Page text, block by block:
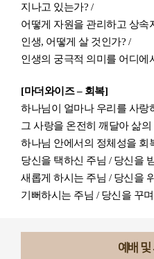
지나고 있는가? /
어떻게 자원을 관리하고 상속
인생, 어떻게 살 것인가? /
인생의 궁극적 의미를 어디에
[마더와이즈 – 회복]
하나님이 얼마나 우리를 사랑
그 사랑을 온전히 깨달아 삶
하나님 안에서의 정체성을 회
당신을 택하신 주님 / 당신을
새롭게 하시는 주님 / 당신을
기뻐하시는 주님 / 당신을 꾸
예배 및